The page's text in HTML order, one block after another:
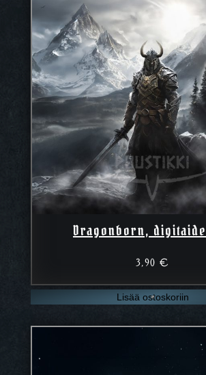
Dragonborn,
3,90€
Lisää ostoskoriin